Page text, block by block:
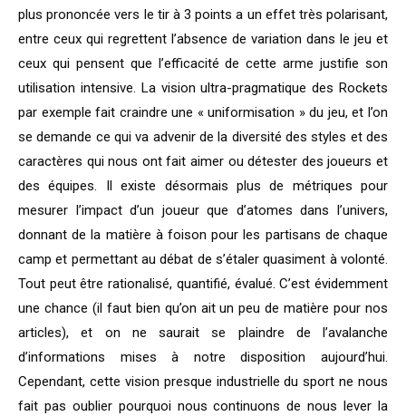
plus prononcée vers le tir à 3 points a un effet très polarisant,
entre ceux qui regrettent l’absence de variation dans le jeu et
ceux qui pensent que l’efficacité de cette arme justifie son
utilisation intensive. La vision ultra-pragmatique des Rockets
par exemple fait craindre une « uniformisation » du jeu, et l’on
se demande ce qui va advenir de la diversité des styles et des
caractères qui nous ont fait aimer ou détester des joueurs et
des équipes. Il existe désormais plus de métriques pour
mesurer l’impact d’un joueur que d’atomes dans l’univers,
donnant de la matière à foison pour les partisans de chaque
camp et permettant au débat de s’étaler quasiment à volonté.
Tout peut être rationalisé, quantifié, évalué. C’est évidemment
une chance (il faut bien qu’on ait un peu de matière pour nos
articles), et on ne saurait se plaindre de l’avalanche
d’informations mises à notre disposition aujourd’hui.
Cependant, cette vision presque industrielle du sport ne nous
fait pas oublier pourquoi nous continuons de nous lever la